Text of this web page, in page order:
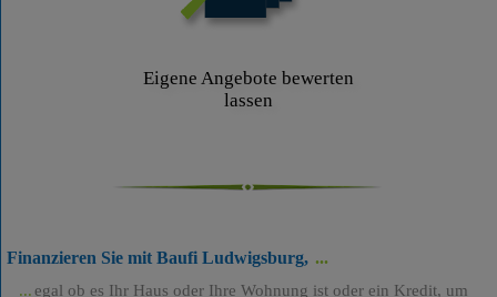
Eigene Angebote bewerten
lassen
Finanzieren Sie mit Baufi Ludwigsburg,
egal ob es Ihr Haus oder Ihre Wohnung ist oder ein Kredit, um